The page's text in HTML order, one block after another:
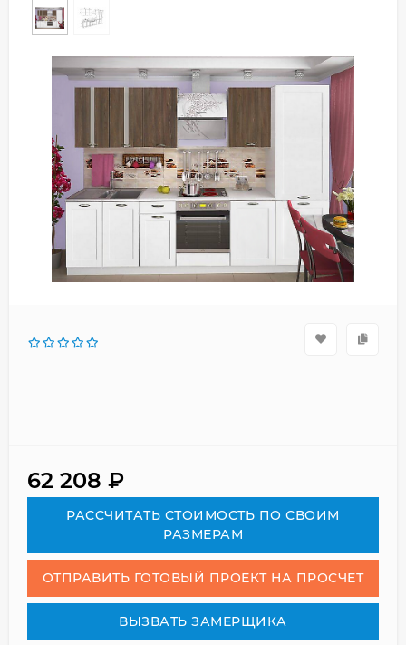
62 208 ₽
РАСCЧИТАТЬ СТОИМОСТЬ ПО СВОИМ
РАЗМЕРАМ
ОТПРАВИТЬ ГОТОВЫЙ ПРОЕКТ НА ПРОСЧЕТ
ВЫЗВАТЬ ЗАМЕРЩИКА